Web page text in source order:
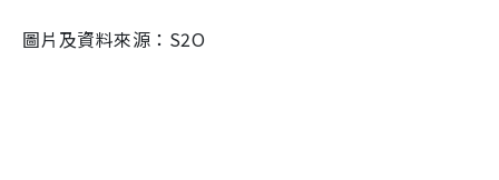
圖片及資料來源：S2O